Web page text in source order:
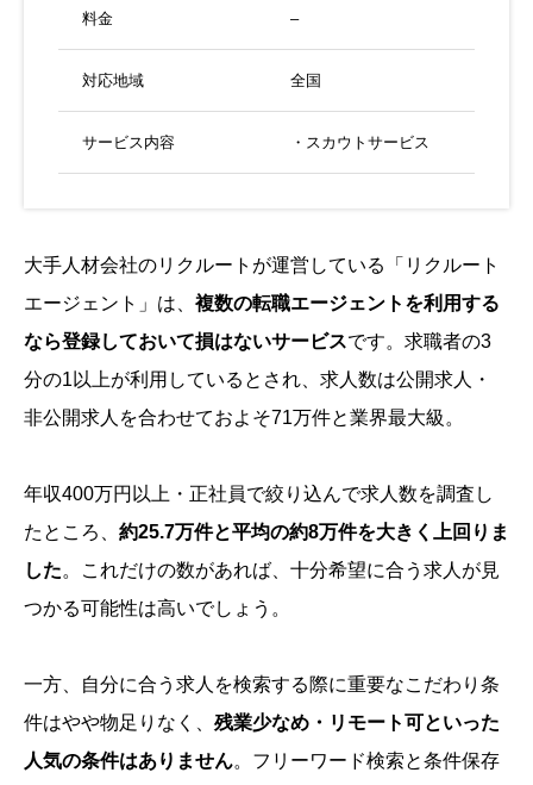
料金 –
対応地域 全国
サービス内容 ・スカウトサービス
大手人材会社のリクルートが運営している「リクルート
エージェント」は、 複数の転職エージェントを利用する
なら登録しておいて損はないサービスです。求職者の3
分の1以上が利用しているとされ、求人数は公開求人・
非公開求人を合わせておよそ71万件と業界最大級。
年収400万円以上・正社員で絞り込んで求人数を調査し
たところ、 約25.7万件と平均の約8万件を大きく上回りま
した。これだけの数があれば、十分希望に合う求人が見
つかる可能性は高いでしょう。
一方、自分に合う求人を検索する際に重要なこだわり条
件はやや物足りなく、 残業少なめ・リモート可といった
人気の条件はありません。フリーワード検索と条件保存